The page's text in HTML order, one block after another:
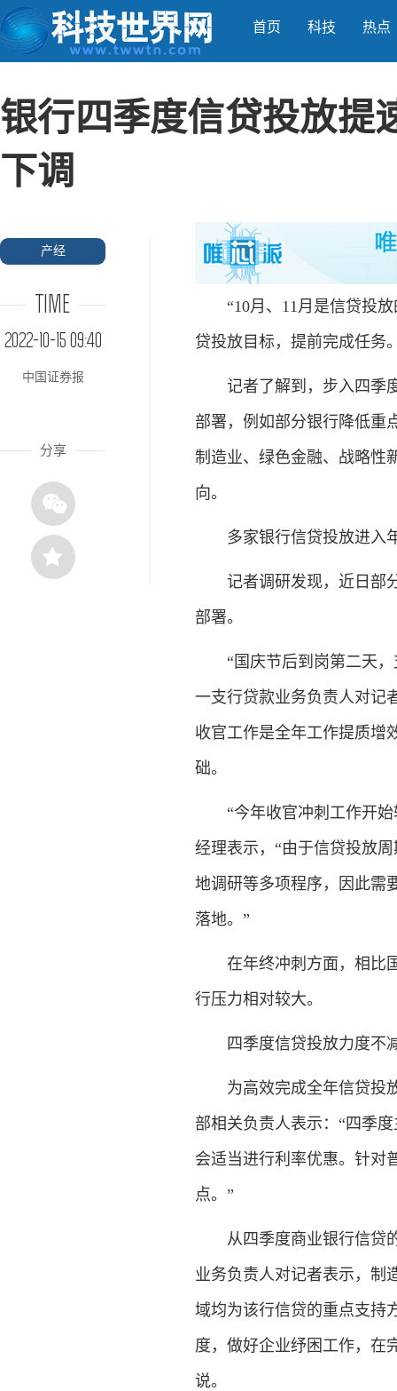
首页 科技 热点
银行四季度信贷投放提
下调
产经
TIME
2022-10-15 09:40
中国证券报
分享
“10月、11月是信贷投放
贷投放目标，提前完成任务
记者了解到，步入四季度
部署，例如部分银行降低重
制造业、绿色金融、战略性
向。
多家银行信贷投放进入
记者调研发现，近日部分
部署。
“国庆节后到岗第二天，
一支行贷款业务负责人对记
收官工作是全年工作提质增
础。
“今年收官冲刺工作开始
经理表示，“由于信贷投放
地调研等多项程序，因此需
落地。”
在年终冲刺方面，相比国
行压力相对较大。
四季度信贷投放力度不
为高效完成全年信贷投放
部相关负责人表示：“四季
会适当进行利率优惠。针对
点。”
从四季度商业银行信贷的
业务负责人对记者表示，制
域均为该行信贷的重点支持
度，做好企业纾困工作，在
说。